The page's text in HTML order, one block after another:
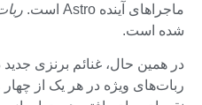
ماجراهای آینده Astro است.
شده است.
در همین حال، غنائم برنزی
ربات‌های ویژه در هر یک از